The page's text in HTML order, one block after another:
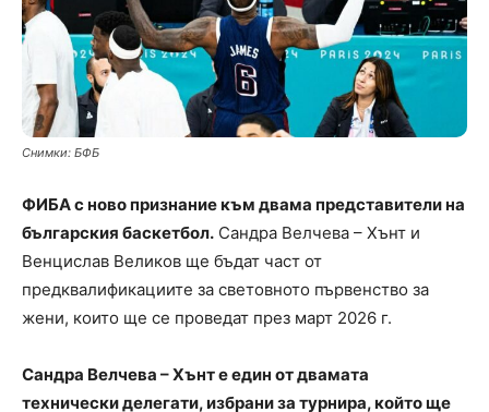
Снимки: БФБ
ФИБА с ново признание към двама представители на
българския баскетбол. Сандра Велчева – Хънт и
Венцислав Великов ще бъдат част от
предквалификациите за световното първенство за
жени, които ще се проведат през март 2026 г.
Сандра Велчева – Хънт е един от двамата
технически делегати, избрани за турнира, който ще